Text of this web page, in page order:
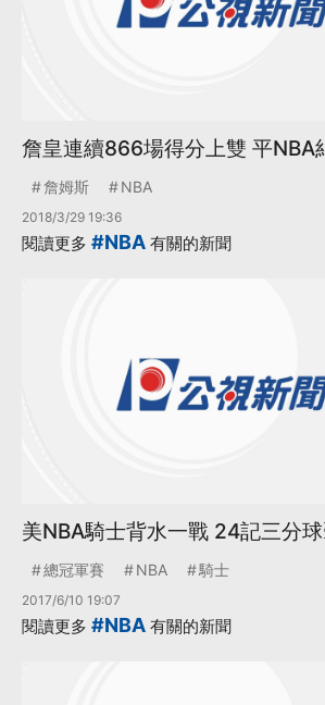
詹皇連續866場得分上雙 平NBA
詹姆斯 NBA
2018/3/29 19:36
閱讀更多 #NBA 有關的新聞
美NBA騎士背水一戰 24記三分
總冠軍賽 NBA 騎士
2017/6/10 19:07
閱讀更多 #NBA 有關的新聞